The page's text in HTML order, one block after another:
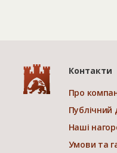
Контакти
Про
Публічний
Наші
Умови та